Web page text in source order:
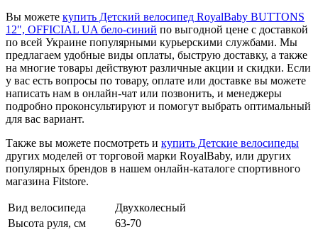
Вы можете купить Детский велосипед RoyalBaby BUTTONS
12", OFFICIAL UA бело-синий по выгодной цене с доставкой
по всей Украине популярными курьерскими службами. Мы
предлагаем удобные виды оплаты, быструю доставку, а также
на многие товары действуют различные акции и скидки. Если
у вас есть вопросы по товару, оплате или доставке вы можете
написать нам в онлайн-чат или позвонить, и менеджеры
подробно проконсультируют и помогут выбрать оптимальный
для вас вариант.
Также вы можете посмотреть и купить Детские велосипеды
других моделей от торговой марки RoyalBaby, или других
популярных брендов в нашем онлайн-каталоге спортивного
магазина Fitstore.
Вид велосипеда
Двухколесный
Высота руля, см
63-70